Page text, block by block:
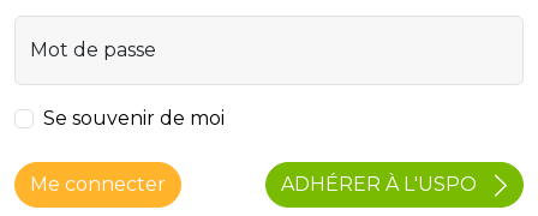
Mot de passe
Se souvenir de moi
Me connecter ADHÉRER À L'USPO